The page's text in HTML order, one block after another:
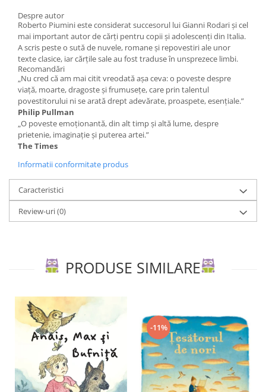
Despre autor
Roberto Piumini este considerat succesorul lui Gianni Rodari și cel
mai important autor de cărți pentru copii și adolescenți din Italia.
A scris peste o sută de nuvele, romane și repovestiri ale unor
texte clasice, iar cărțile sale au fost traduse în unsprezece limbi.
Recomandări
„Nu cred că am mai citit vreodată așa ceva: o poveste despre
viață, moarte, dragoste și frumusețe, care prin talentul
povestitorului ni se arată drept adevărate, proaspete, esențiale.”
Philip Pullman
„O poveste emoționantă, din alt timp și altă lume, despre
prietenie, imaginație și puterea artei.”
The Times
Informatii conformitate produs
Caracteristici
Review-uri(0)
PRODUSE SIMILARE
-11%